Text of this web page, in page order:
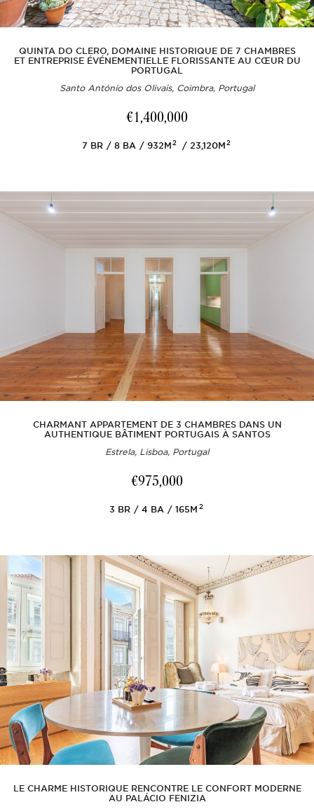
QUINTA DO CLERO, DOMAINE HISTORIQUE DE 7 CHAMBRES
ET ENTREPRISE ÉVÉNEMENTIELLE FLORISSANTE AU CŒUR DU
PORTUGAL
Santo António dos Olivais, Coimbra, Portugal
€1,400,000
7 BR 8BA 932M2 23,120M2
CHARMANT APPARTEMENT DE 3 CHAMBRES DANS UN
AUTHENTIQUE BÂTIMENT PORTUGAIS À SANTOS
Estrela, Lisboa, Portugal
€975,000
3 BR 4 BA 165M2
LE CHARME HISTORIQUE RENCONTRE LE CONFORT MODERNE
AU PALÁCIO FENIZIA